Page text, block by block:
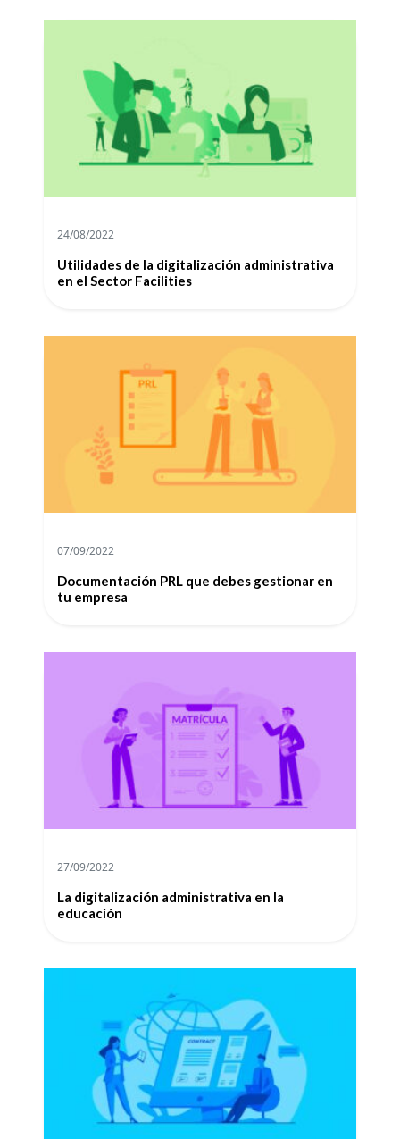
24/08/2022
Utilidades de la digitalización administrativa
en el Sector Facilities
07/09/2022
Documentación PRL que debes gestionar en
tu empresa
27/09/2022
La digitalización administrativa en la
educación